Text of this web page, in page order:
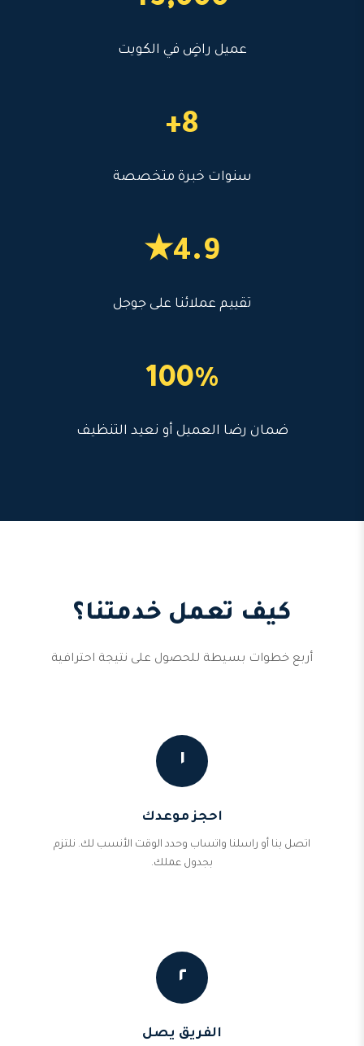
عميل راضٍ في الكويت
8+
سنوات خبرة متخصصة
4.9★
تقييم عملائنا على جوجل
100%
ضمان رضا العميل أو نعيد التنظيف
كيف تعمل خدمتنا؟
أربع خطوات بسيطة للحصول على نتيجة احترافية
١
احجز موعدك
اتصل بنا أو راسلنا واتساب وحدد الوقت الأنسب لك. نلتزم
بجدول عملك.
٢
الفريق يصل